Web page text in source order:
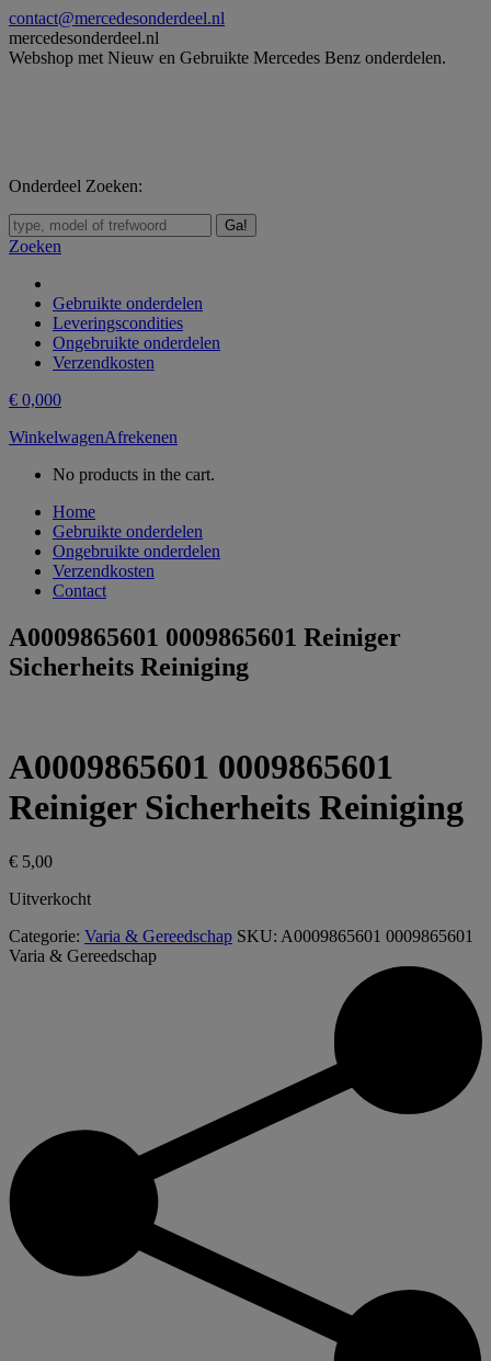
Skip
to
content
contact@mercedesonderdeel.nl
mercedesonderdeel.nl
Webshop met Nieuw en Gebruikte Mercedes Benz onderdelen.
Onderdeel Zoeken:
Zoeken:
Zoeken
Gebruikte onderdelen
Leveringscondities
Ongebruikte onderdelen
Verzendkosten
€ 0,000
WinkelwagenAfrekenen
No products in the cart.
Home
Gebruikte onderdelen
Ongebruikte onderdelen
Verzendkosten
Contact
A0009865601 0009865601 Reiniger
Sicherheits Reiniging
A0009865601 0009865601
Reiniger Sicherheits Reiniging
€ 5,00
Uitverkocht
Categorie: Varia & Gereedschap SKU: A0009865601 0009865601
Varia & Gereedschap